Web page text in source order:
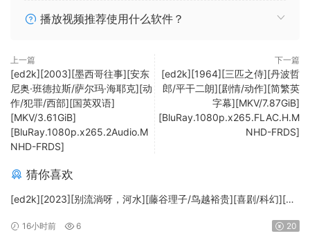
播放视频推荐使用什么软件？
上一篇
[ed2k][2003][墨西哥往事][安东
尼奥·班德拉斯/萨尔玛·海耶克][动
作/犯罪/西部][国英双语]
[MKV/3.61GiB]
[BluRay.1080p.x265.2Audio.M
NHD-FRDS]
下一篇
[ed2k][1964][三匹之侍][丹波哲
郎/平干二朗][剧情/动作][简繁英
字幕][MKV/7.87GiB]
[BluRay.1080p.x265.FLAC.H.M
NHD-FRDS]
猜你喜欢
[ed2k][2023][别流淌呀，河水][藤谷理子/鸟越裕贵][喜剧/科幻][中
16小时前 6 20